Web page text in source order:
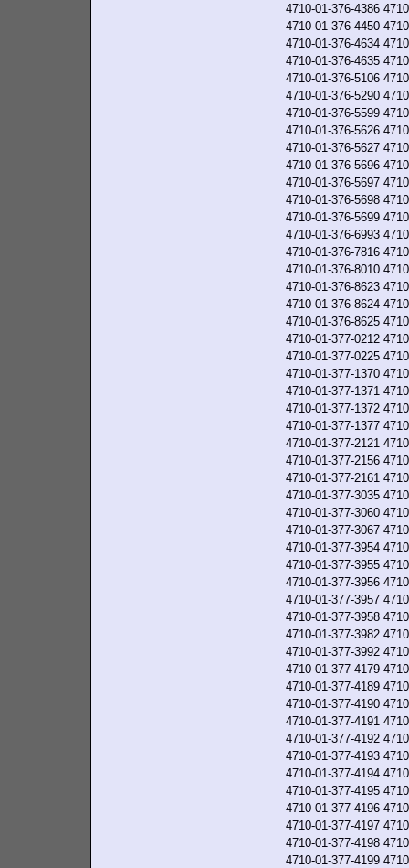
4710-01-376-4386
4710-01-376-4450
4710-01-376-4634
4710-01-376-4635
4710-01-376-5106
4710-01-376-5290
4710-01-376-5599
4710-01-376-5626
4710-01-376-5627
4710-01-376-5696
4710-01-376-5697
4710-01-376-5698
4710-01-376-5699
4710-01-376-6993
4710-01-376-7816
4710-01-376-8010
4710-01-376-8623
4710-01-376-8624
4710-01-376-8625
4710-01-377-0212
4710-01-377-0225
4710-01-377-1370
4710-01-377-1371
4710-01-377-1372
4710-01-377-1377
4710-01-377-2121
4710-01-377-2156
4710-01-377-2161
4710-01-377-3035
4710-01-377-3060
4710-01-377-3067
4710-01-377-3954
4710-01-377-3955
4710-01-377-3956
4710-01-377-3957
4710-01-377-3958
4710-01-377-3982
4710-01-377-3992
4710-01-377-4179
4710-01-377-4189
4710-01-377-4190
4710-01-377-4191
4710-01-377-4192
4710-01-377-4193
4710-01-377-4194
4710-01-377-4195
4710-01-377-4196
4710-01-377-4197
4710-01-377-4198
4710-01-377-4199